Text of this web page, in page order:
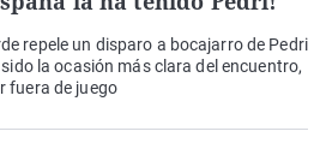
repele un disparo a bocajarro de Pedri
la ocasión más clara del encuentro,
fuera de juego